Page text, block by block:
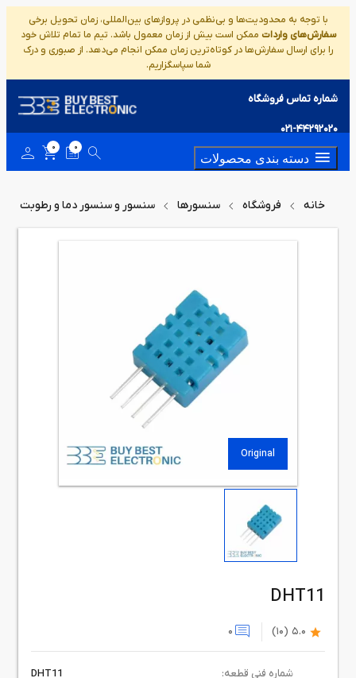
با توجه به محدودیت‌ها و بی‌نظمی در پروازهای بین‌المللی، زمان تحویل برخی
سفارش‌های واردات ممکن است بیش از زمان معمول باشد. تیم ما تمام تلاش خود
را برای ارسال سفارش‌ها در کوتاه‌ترین زمان ممکن انجام می‌دهد. از صبوری و درک
شما سپاسگزاریم.
شماره تماس فروشگاه
021-44292020
دسته بندی محصولات
0
0
خانه فروشگاه سنسورها سنسور و سنسور دما و رطوبت
Original
DHT11
5.0
(10)
0
شماره فنی قطعه: DHT11